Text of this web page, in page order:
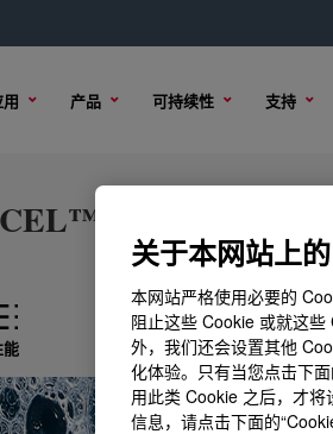
产品 可持续性 支持
MKX 45000
技术内容
关于本网站上
本网站严格使用必要的
阻止这些 Cookie 或就这
外，我们还会设置其他
化体验。只有当您点击下
用此类 Cookie 之后，才
信息，请点击下面的